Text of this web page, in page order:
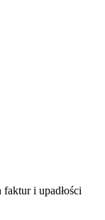
i upadłości